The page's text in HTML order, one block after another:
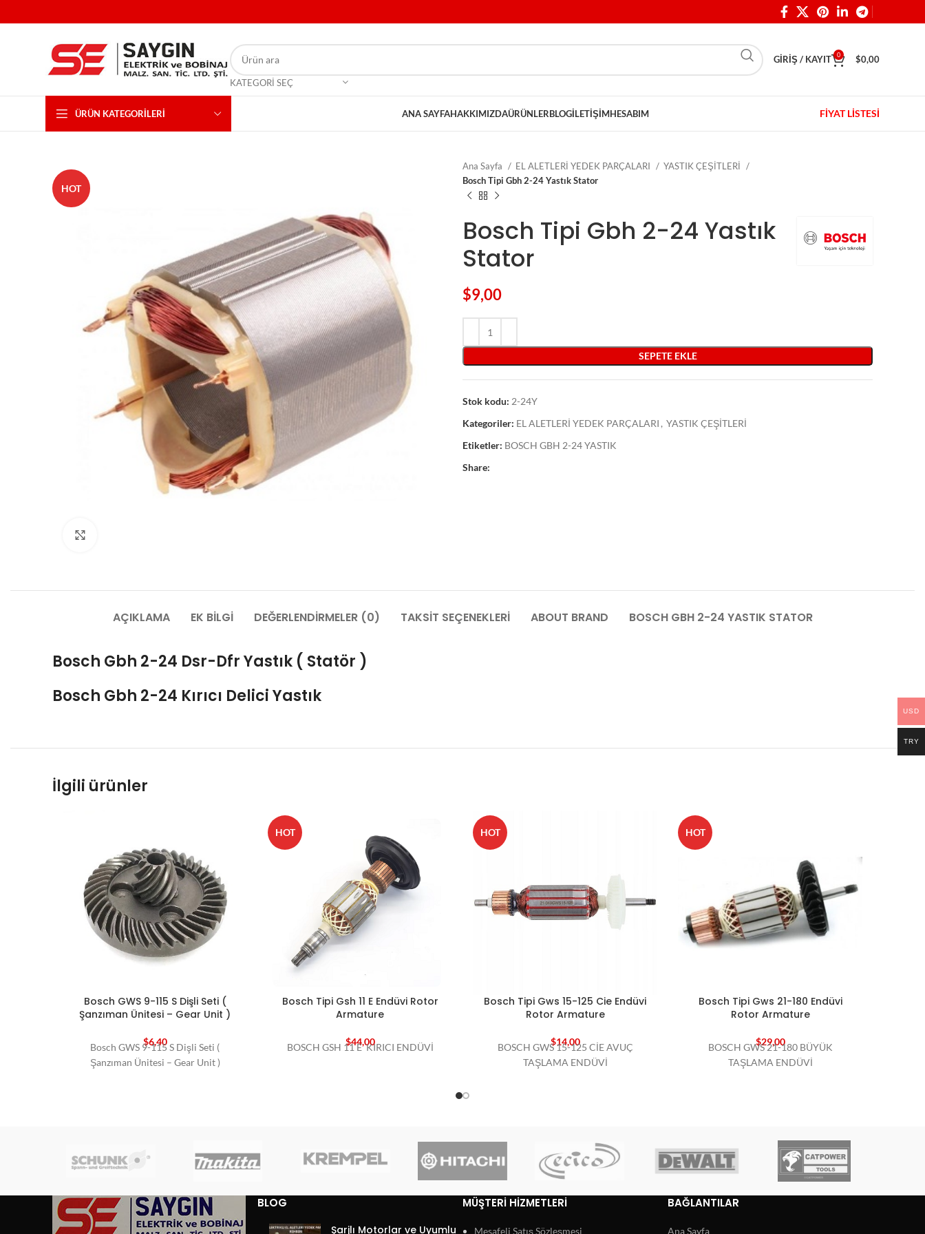
KATEGORI SEÇ
GIRIŞ / KAYIT 0 $0,00
ÜRÜN KATEGORILERI ANA SAYFAHAKKIMIZDAÜRÜNLERBLOGİLETIŞIMHESABIM FİYAT LİSTESİ
HOT
Ana Sayfa EL ALETLERİ YEDEK PARÇALARI
YASTIK ÇEŞİTLERİ
Bosch Tipi Gbh 2-24 Yastık Stator
Bosch Tipi Gbh 2-24 Yastık
Stator
$9,00
SEPETE EKLE
Stok kodu: 2-24Y
Kategoriler: EL ALETLERİ YEDEK PARÇALARI , YASTIK ÇEŞİTLERİ
Etiketler: BOSCH GBH 2-24 YASTIK
Share:
AÇIKLAMA EK BILGI DEĞERLENDIRMELER (0) TAKSIT SEÇENEKLERI ABOUT BRAND BOSCH GBH 2-24 YASTIK STATOR
Bosch Gbh 2-24 Dsr-Dfr Yastık ( Statör )
Bosch Gbh 2-24 Kırıcı DeliciYastık
İlgili ürünler
Bosch GWS 9-115 S Dişli Seti (
Şanzıman Ünitesi – Gear Unit )
$6,40
Bosch GWS 9-115 S Dişli Seti (
Şanzıman Ünitesi – Gear Unit )
HOT
Bosch Tipi Gsh 11 E Endüvi Rotor
Armature
$44,00
BOSCH GSH 11 E KIRICI ENDÜVİ
HOT
Bosch Tipi Gws 15-125 Cie Endüvi
Rotor Armature
$14,00
BOSCH GWS 15-125 CİE AVUÇ
TAŞLAMA ENDÜVİ
HOT
Bosch Tipi Gws 21-180 Endüvi
Rotor Armature
$29,00
BOSCH GWS 21-180 BÜYÜK
TAŞLAMA ENDÜVİ
BLOG
Şarjlı Motorlar ve Uyumlu
MÜŞTERI HIZMETLERI
Mesafeli Satış Sözleşmesi
BAĞLANTILAR
Ana Sayfa
USD
TRY